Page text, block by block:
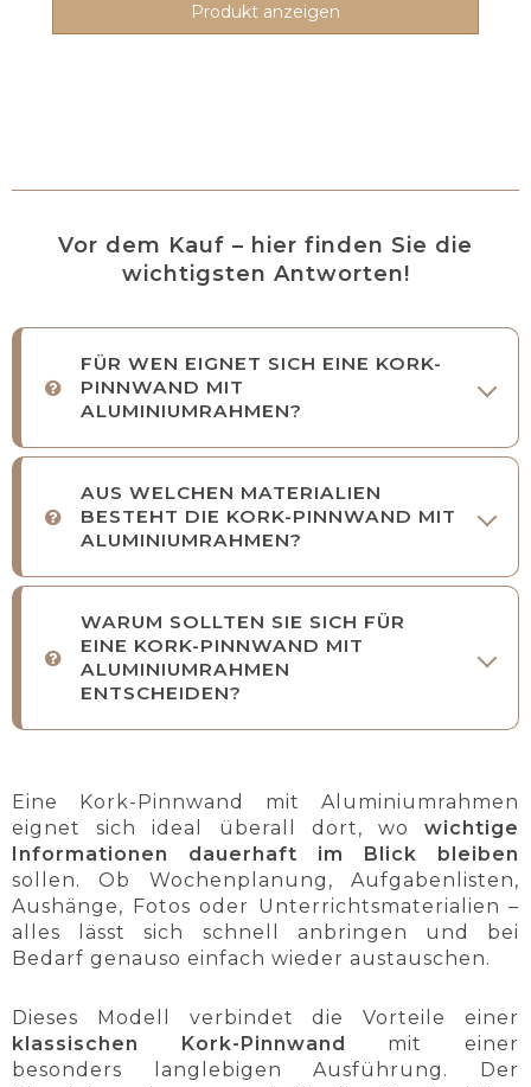
Produkt anzeigen
Vor dem Kauf – hier finden Sie die
wichtigsten Antworten!
FÜR WEN EIGNET SICH EINE KORK-
PINNWAND MIT
ALUMINIUMRAHMEN?
AUS WELCHEN MATERIALIEN
BESTEHT DIE KORK-PINNWAND MIT
ALUMINIUMRAHMEN?
WARUM SOLLTEN SIE SICH FÜR
EINE KORK-PINNWAND MIT
ALUMINIUMRAHMEN
ENTSCHEIDEN?
Eine Kork-Pinnwand mit Aluminiumrahmen
eignet sich ideal überall dort, wo wichtige
Informationen dauerhaft im Blick bleiben
sollen. Ob Wochenplanung, Aufgabenlisten,
Aushänge, Fotos oder Unterrichtsmaterialien –
alles lässt sich schnell anbringen und bei
Bedarf genauso einfach wieder austauschen.
Dieses Modell verbindet die Vorteile einer
klassischen Kork-Pinnwand
mit einer
besonders langlebigen Ausführung. Der